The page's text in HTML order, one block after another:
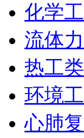
化学
流体
热工
环境
心肺